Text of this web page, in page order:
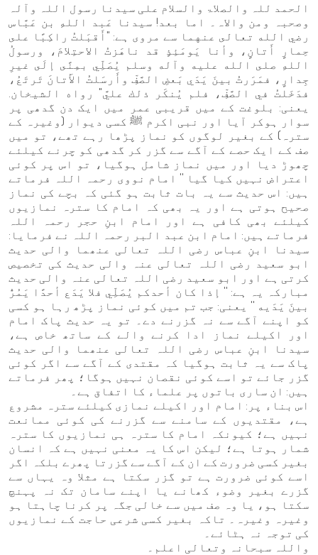
الحمد للہ والصلاۃ والسلام علی سیدنا رسول اللہ وآلہ
وصحبہ ومن والاہ۔ اما بعد! سیدنا عَبد اللهِ بن عَبَّاس
رضي الله تعالى عنهما سے مروی ہے: "أَقبَلتُ راكِبًا على
حِمارٍ أَتانٍ، وأنا يَومَئِذٍ قد ناهَزتُ الاحتِلامَ، ورسولُ
اللهِ صلى الله عليه وآله وسلم يُصَلِّي بمِنًى إلَى غيرِ
جِدارٍ، فمَرَرتُ بينَ يَدَي بَعضِ الصَّفِّ وأَرسَلتُ الأَتانَ تَرتَعُ،
فدَخَلتُ في الصَّفِّ، فلم يُنكَر ذلك عليَّ" رواه الشيخان.
یعنی: بلوغت کے میں قریبی عمر میں ایک دن گدھی پر
سوار ہوکر آیا اور نبی اکرم ﷺ کسی دیوار (وغیرہ کے
سترہ) کے بغیر لوگوں کو نماز پڑھا رہے تھے، تو میں
صف کے ایک حصے کے آگے سے گزر کر گدھی کو چرنے کیلئے
چھوڑ دیا اور میں نماز شامل ہوگیا، تو اس پر کوئی
اعتراض نہیں کیا گیا '' امام نووی رحمہ اللہ فرماتے
ہیں: اس حدیث سے یہ بات ثابت ہو گئی کہ بچے کی نماز
صحیح ہوتی ہے اور یہ بھی کہ امام کا سترہ نمازیوں
کیلئے بھی کافی ہے اور امام ابنِ حجر رحمہ اللہ
فرماتے ہیں: امام ابن عبد البر رحمہ اللہ نے فرمایا:
سیدنا ابنِ عباس رضی اللہ تعالی عنھما والی حدیث
ابو سعید رضی اللہ تعالی عنہ والی حدیث کی تخصیص
کرتی ہے اور ابو سعید رضی اللہ تعالی عنہ والی حدیث
مبارکہ یہ ہے: '' إذا كان أحدكم يُصَلِّي فلا يَدَع أحدًا يَمُرُّ
بينَ يَدَيه '' یعنی: جب تم میں کوئی نماز پڑھ رہا ہو کسی
کو اپنے آگے سے نہ گزرنے دے۔ تو یہ حدیث پاک امام
اور اکیلے نماز ادا کرنے والے کے ساتھ خاص ہے،
سیدنا ابنِ عباس رضی اللہ تعالی عنھما والی حدیث
پاک سے یہ ثابت ہوگیا کہ مقتدی کے آگے سے اگر کوئی
گزر جائے تو اسے کوئی نقصان نہیں ہوگا؛ پھر فرماتے
ہیں: ان ساری باتوں پر علماء کا اتفاق ہے۔
اس بناء پر: امام اور اکیلے نمازی کیلئے سترہ مشروع
ہے، مقتدیوں کے سامنے سے گزرنے کی کوئی ممانعت
نہیں ہے؛ کیونکہ امام کا سترہ ہی نمازیوں کا سترہ
شمار ہوتا ہے؛ لیکن اس کا یہ معنی نہیں ہے کہ انسان
بغیر کسی ضرورت کے ان کے آگے سے گزرتا پھرے بلکہ اگر
اسے کوئی ضرورت ہے تو گزر سکتا ہے مثلا وہ یہاں سے
گزرے بغیر وضوء کھانے یا اپنے سامان تک نہ پہنچ
سکتا ہو، یا وہ صف میں سے خالی جگہ پر کرنا چاہتا ہو
وغیرہ وغیرہ۔ تاکہ بغیر کسی شرعی حاجت کے نمازیوں
کی توجہ نہ ہٹائے۔
واللہ سبحانہ وتعالی اعلم۔